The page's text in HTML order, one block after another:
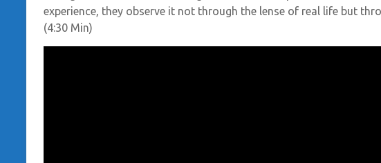
experience, they observe it not through the lense of real life but
(4:30 Min)